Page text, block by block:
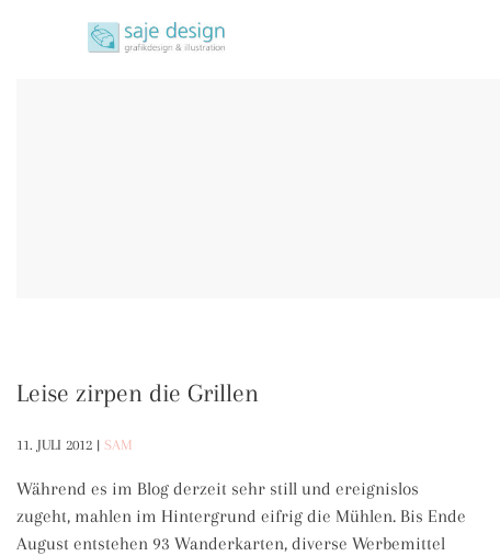
saje design bonn
grafikdesign | buchgestaltung | illustration
Leise zirpen die Grillen
11. JULI 2012 | SAM
Während es im Blog derzeit sehr still und ereignislos
zugeht, mahlen im Hintergrund eifrig die Mühlen. Bis Ende
August entstehen 93 Wanderkarten, diverse Werbemittel